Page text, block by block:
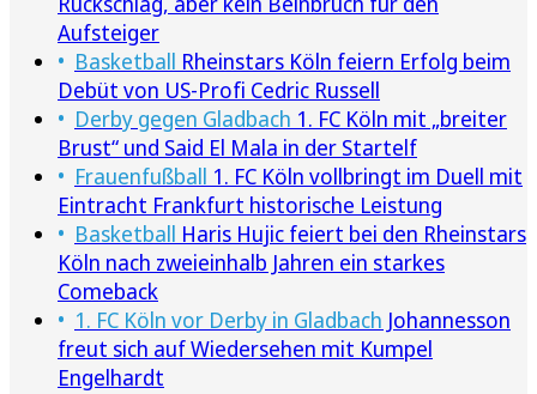
Aufsteiger
Basketball Rheinstars Köln feiern Erfolg beim
Debüt von US-Profi Cedric Russell
Derby gegen Gladbach 1. FC Köln mit „breiter
Brust“ und Said El Mala in der Startelf
Frauenfußball 1. FC Köln vollbringt im Duell mit
Eintracht Frankfurt historische Leistung
Basketball Haris Hujic feiert bei den Rheinstars
Köln nach zweieinhalb Jahren ein starkes
Comeback
1. FC Köln vor Derby in Gladbach Johannesson
freut sich auf Wiedersehen mit Kumpel
Engelhardt